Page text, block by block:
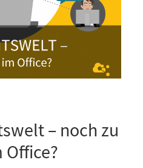
– noch zu
Office?